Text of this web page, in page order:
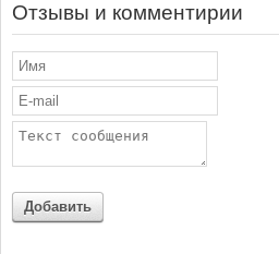
Отзывы и комментирии
Добавить